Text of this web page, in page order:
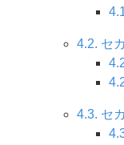
4.2. セ
4.3. セ